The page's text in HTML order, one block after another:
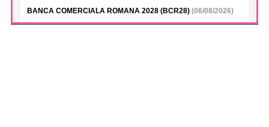
BANCA COMERCIALA ROMANA 2028 (BCR28) (06/08/2026)
Modificare calendar financiar 2026